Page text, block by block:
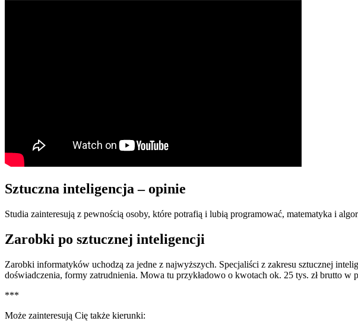
Sztuczna inteligencja – opinie
Studia zainteresują z pewnością osoby, które potrafią i lubią programować, matematyka i
Zarobki po sztucznej inteligencji
Zarobki informatyków uchodzą za jedne z najwyższych. Specjaliści z zakresu sztucznej
doświadczenia, formy zatrudnienia. Mowa tu przykładowo o kwotach ok. 25 tys. zł brutto
***
Może zainteresują Cię także kierunki: